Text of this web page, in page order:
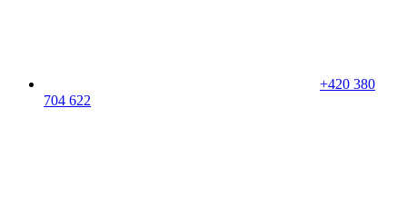
+420 380
704 622